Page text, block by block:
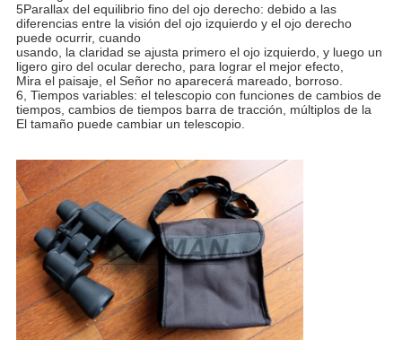
5Parallax del equilibrio fino del ojo derecho: debido a las
diferencias entre la visión del ojo izquierdo y el ojo derecho
puede ocurrir, cuando
usando, la claridad se ajusta primero el ojo izquierdo, y luego un
ligero giro del ocular derecho, para lograr el mejor efecto,
Mira el paisaje, el Señor no aparecerá mareado, borroso.
6, Tiempos variables: el telescopio con funciones de cambios de
tiempos, cambios de tiempos barra de tracción, múltiplos de la
El tamaño puede cambiar un telescopio.